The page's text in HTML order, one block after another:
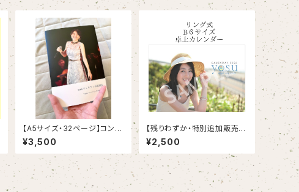
【A5サイズ・32ページ】コンサ
ートフォトブック
¥3,500
【残りわずか・特別追加販売】
B6卓上カレンダー
¥2,500